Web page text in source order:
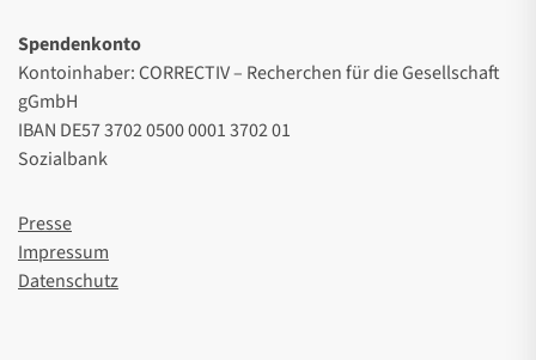
Spendenkonto
Kontoinhaber: CORRECTIV – Recherchen für die Gesellschaft
gGmbH
IBAN DE57 3702 0500 0001 3702 01
Sozialbank
Presse
Impressum
Datenschutz